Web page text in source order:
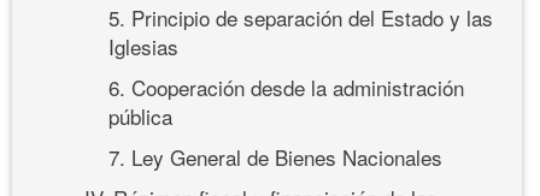
5. Principio de separación del Estado y las
Iglesias
6. Cooperación desde la administración
pública
7. Ley General de Bienes Nacionales